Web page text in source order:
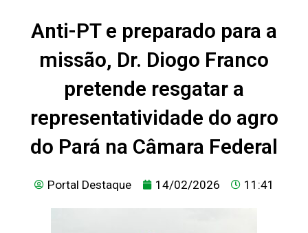
Anti-PT e preparado para a
missão, Dr. Diogo Franco
pretende resgatar a
representatividade do agro
do Pará na Câmara Federal
Portal Destaque 14/02/2026 11:41